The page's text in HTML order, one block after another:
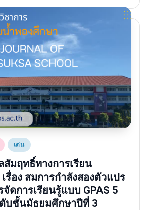
เด่น
มฤทธิ์ทางการเรียน
รื่อง สมการกําลังสองตัวแปร
จัดการเรียนรู้แบบ GPAS 5
บชั้นมัธยมศึกษาปีที่ 3